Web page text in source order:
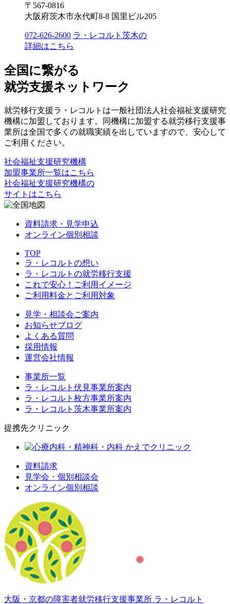
〒567-0816
大阪府茨木市永代町8-8 国里ビル205
072-626-2600 ラ・レコルト茨木の
詳細はこちら
全国に繋がる
就労支援ネットワーク
就労移行支援ラ・レコルトは一般社団法人社会福祉支援研究
機構に加盟しております。同機構に加盟する就労移行支援事
業所は全国で多くの就職実績を出していますので、安心して
ご利用ください。
社会福祉支援研究機構
加盟事業所一覧はこちら
社会福祉支援研究機構の
サイトはこちら
資料請求・見学申込
オンライン個別相談
TOP
ラ・レコルトの想い
ラ・レコルトの就労移行支援
これで安心！ご利用イメージ
ご利用料金とご利用対象
見学・相談会ご案内
お知らせブログ
よくある質問
採用情報
運営会社情報
事業所一覧
ラ・レコルト伏見事業所案内
ラ・レコルト枚方事業所案内
ラ・レコルト茨木事業所案内
提携先クリニック
資料請求
見学会・個別相談会
オンライン個別相談
大阪・京都の障害者就労移行支援事業所 ラ・レコルト